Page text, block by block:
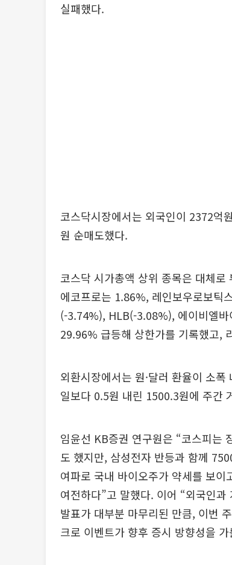
실패했다.
코스닥시장에서는 외국인이 2372억
원 순매도했다.
코스닥 시가총액 상위 종목은 대체
에코프로는 1.86%, 레인보우로보틱
(-3.74%), HLB(-3.08%), 에이비엘
29.96% 급등해 상한가를 기록했고,
외환시장에서는 원·달러 환율이 소
일보다 0.5원 내린 1500.3원에 주간
임윤선 KB증권 연구원은 “코스피는
도 했지만, 삼성전자 반등과 함께
여파로 국내 바이오주가 약세를 보
여전하다”고 말했다. 이어 “외국인
발표가 대부분 마무리된 만큼, 이번
크로 이벤트가 향후 증시 방향성을